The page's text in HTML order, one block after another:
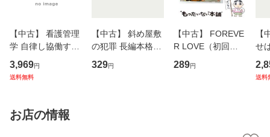
【中古】 看護管理
学 自律し協働する
専門職の看護マネ
ジメントスキル 改
恵 藤本幸三 / 南江
堂 [単行
3,969円
送料無料
【中古】 斜め屋敷
の犯罪 長編本格推
理小説 (光文社文
庫) / 島田荘司 / 光
329円
【中古】 FOREVE
R LOVE（初回生
産限定盤） / 清水
翔太×加藤ミリヤ /
289円
【
せ
タ
送料
お店の情報